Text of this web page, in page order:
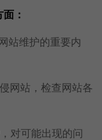
：
站维护的重要内
网站，检查网站各
对可能出现的问